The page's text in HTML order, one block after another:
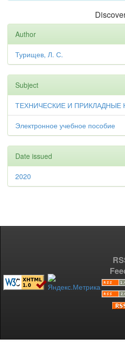
Author
Турищев, Л. С.
Subject
ТЕХНИЧЕСКИЕ И ПРИКЛАДНЫЕ
Электронное учебное пособие
Date issued
2020